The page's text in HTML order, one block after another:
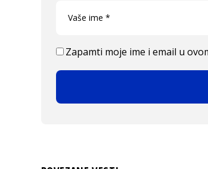
Zapamti moje ime i email u